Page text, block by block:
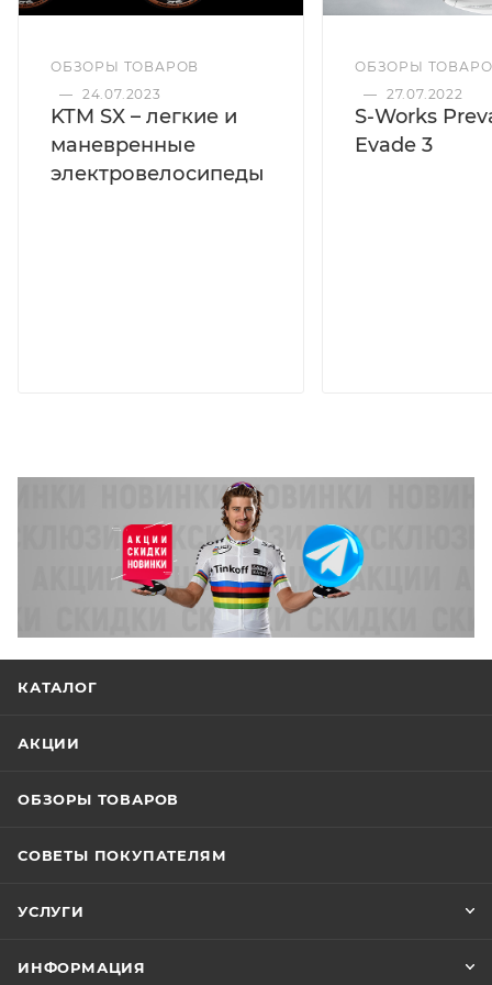
ОБЗОРЫ ТОВАРОВ
— 24.07.2023
KTM SX – легкие и
маневренные
электровелосипеды
ОБЗОРЫ
— 27.07.2022
S-Works
Evade 3
КАТАЛОГ
АКЦИИ
ОБЗОРЫ ТОВАРОВ
СОВЕТЫ ПОКУПАТЕЛЯМ
УСЛУГИ
ИНФОРМАЦИЯ